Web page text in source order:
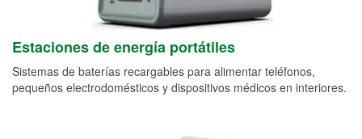
Estaciones de energía portátiles
Sistemas de baterías recargables para alimentar teléfonos,
pequeños electrodomésticos y dispositivos médicos en interiores.